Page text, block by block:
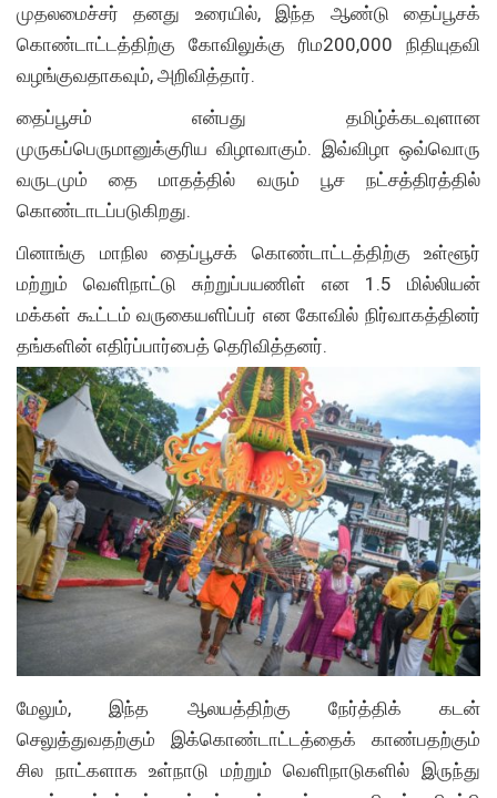
முதலமைச்சர் தனது உரையில், இந்த ஆண்டு தைப்பூசக்
கொண்டாட்டத்திற்கு கோவிலுக்கு ரிம200,000 நிதியுதவி
வழங்குவதாகவும், அறிவித்தார்.
தைப்பூசம் என்பது தமிழ்க்கடவுளான
முருகப்பெருமானுக்குரிய விழாவாகும். இவ்விழா ஒவ்வொரு
வருடமும் தை மாதத்தில் வரும் பூச நட்சத்திரத்தில்
கொண்டாடப்படுகிறது.
பினாங்கு மாநில தைப்பூசக் கொண்டாட்டத்திற்கு உள்ளூர்
மற்றும் வெளிநாட்டு சுற்றுப்பயணிள் என 1.5 மில்லியன்
மக்கள் கூட்டம் வருகையளிப்பர் என கோவில் நிர்வாகத்தினர்
தங்களின் எதிர்ப்பார்பைத் தெரிவித்தனர்.
மேலும், இந்த ஆலயத்திற்கு நேர்த்திக் கடன்
செலுத்துவதற்கும் இக்கொண்டாட்டத்தைக் காண்பதற்கும்
சில நாட்களாக உள்நாடு மற்றும் வெளிநாடுகளில் இருந்து